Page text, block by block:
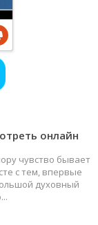
онлайн
чувство бывает
с тем, впервые
духовный